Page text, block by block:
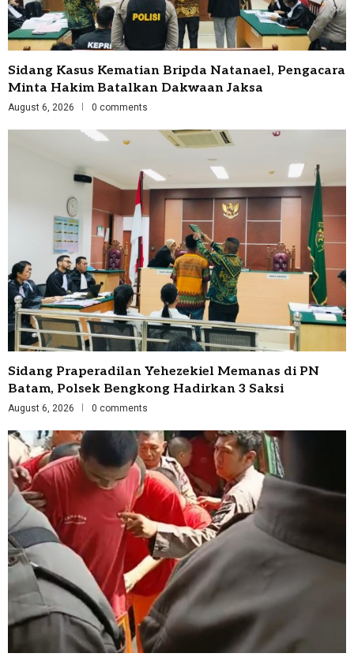
Sidang Kasus Kematian Bripda Natanael, Pengacara
Minta Hakim Batalkan Dakwaan Jaksa
August 6, 2026 0 comments
Sidang Praperadilan Yehezekiel Memanas di PN
Batam, Polsek Bengkong Hadirkan 3 Saksi
August 6, 2026 0 comments